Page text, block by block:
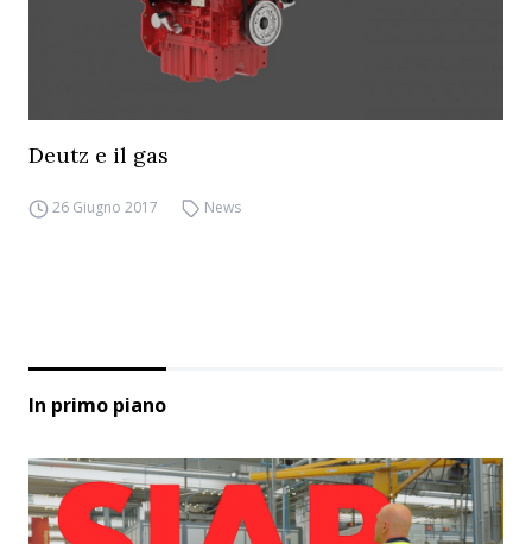
Deutz e il gas
26 Giugno 2017 News
In primo piano